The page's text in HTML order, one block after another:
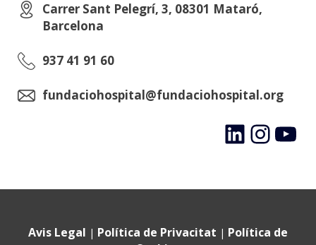
Carrer Sant Pelegrí, 3, 08301 Mataró,
Barcelona
937 41 91 60
fundaciohospital@fundaciohospital.org
LinkedInInstagram
YouTube
Avis Legal | Política de Privacitat | Política de